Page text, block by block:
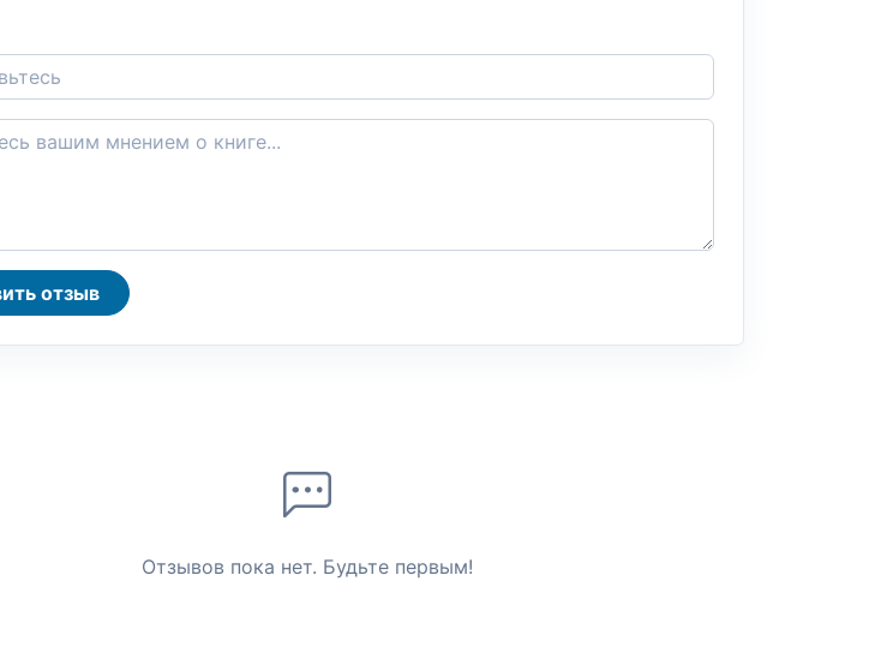
Отправить отзыв
Отзывов пока нет. Будьте первым!